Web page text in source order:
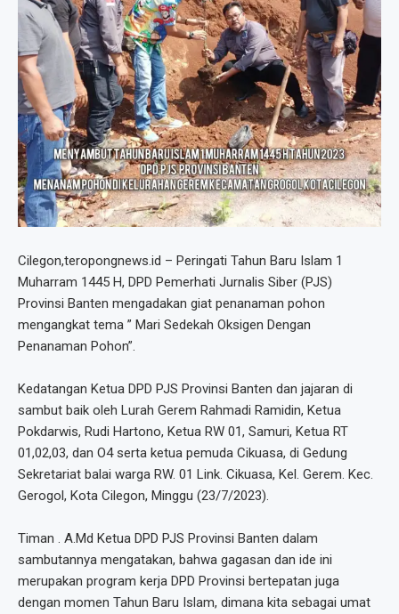
Cilegon,teropongnews.id – Peringati Tahun Baru Islam 1
Muharram 1445 H, DPD Pemerhati Jurnalis Siber (PJS)
Provinsi Banten mengadakan giat penanaman pohon
mengangkat tema ” Mari Sedekah Oksigen Dengan
Penanaman Pohon”.
Kedatangan Ketua DPD PJS Provinsi Banten dan jajaran di
sambut baik oleh Lurah Gerem Rahmadi Ramidin, Ketua
Pokdarwis, Rudi Hartono, Ketua RW 01, Samuri, Ketua RT
01,02,03, dan O4 serta ketua pemuda Cikuasa, di Gedung
Sekretariat balai warga RW. 01 Link. Cikuasa, Kel. Gerem. Kec.
Gerogol, Kota Cilegon, Minggu (23/7/2023).
Timan . A.Md Ketua DPD PJS Provinsi Banten dalam
sambutannya mengatakan, bahwa gagasan dan ide ini
merupakan program kerja DPD Provinsi bertepatan juga
dengan momen Tahun Baru Islam, dimana kita sebagai umat